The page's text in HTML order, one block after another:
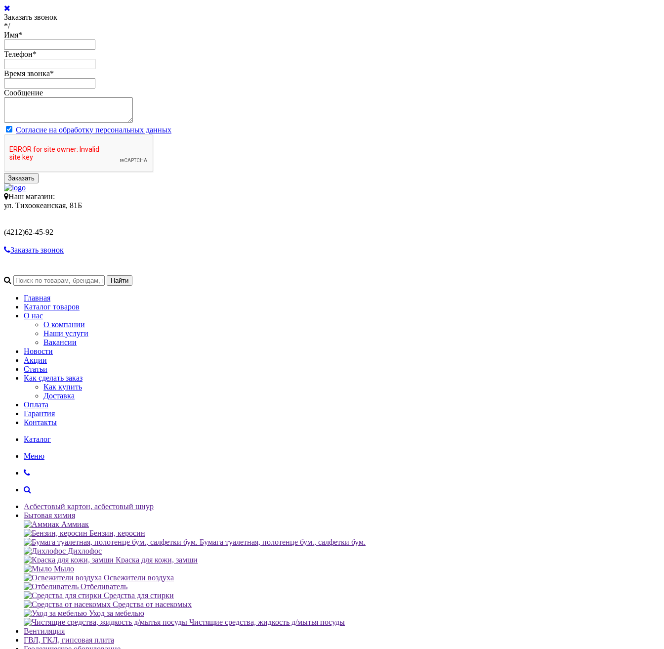
Заказать звонок
*/
Имя*
Телефон*
Время звонка*
Сообщение
Согласие на обработку персональных данных
Заказать
Наш магазин:
ул. Тихоокеанская, 81Б
(4212)62-45-92
Заказать звонок
Главная
Каталог товаров
О нас
О компании
Наши услуги
Вакансии
Новости
Акции
Статьи
Как сделать заказ
Как купить
Доставка
Оплата
Гарантия
Контакты
Каталог
Меню
Асбестовый картон, асбестовый шнур
Бытовая химия
Аммиак
Бензин, керосин
Бумага туалетная, полотенце бум., салфетки бум.
Дихлофос
Краска для кожи, замши
Мыло
Освежители воздуха
Отбеливатель
Средства для стирки
Средства от насекомых
Уход за мебелью
Чистящие средства, жидкость д/мытья посуды
Вентиляция
ГВЛ, ГКЛ, гипсовая плита